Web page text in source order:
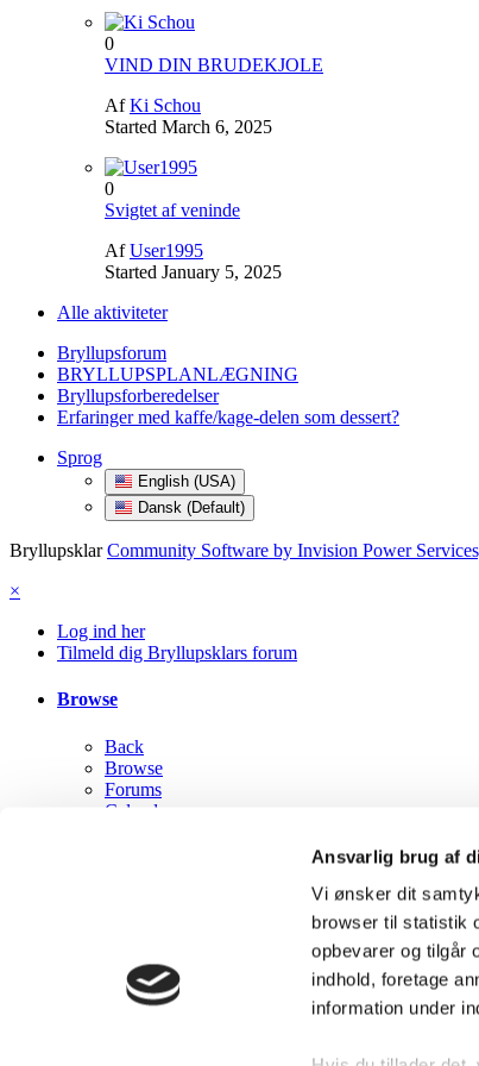
Ansvarlig brug af
Vi ønsker dit
browser til statistik
opbevarer og tilgår
indhold, foretage
information under
0
VIND DIN BRUDEKJOLE
AfKi Schou
Started March 6, 2025
0
Svigtet af veninde
AfUser1995
Started January 5, 2025
Alle aktiviteter
Bryllupsforum
BRYLLUPSPLANLÆGNING
Bryllupsforberedelser
Erfaringer med kaffe/kage-delen som dessert?
Sprog
English (USA)
Dansk (Default)
Bryllupsklar Community Software by Invision Power
×
Log ind her
Tilmeld dig Bryllupsklars forum
Browse
Back
Browse
Forums
Calendar
Mine aktiviteter
Alle aktiviteter
My Activity Streams